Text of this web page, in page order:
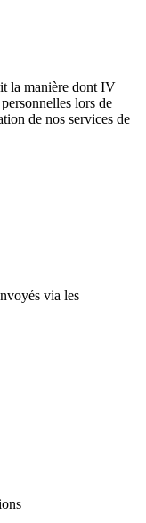
la manière dont IV
lors de
de nos services de
via les